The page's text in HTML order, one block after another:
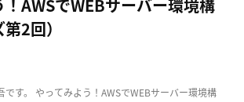
AWSでWEBサーバー環境構
2回）
です。 やってみよう！AWSでWEBサーバー環境構